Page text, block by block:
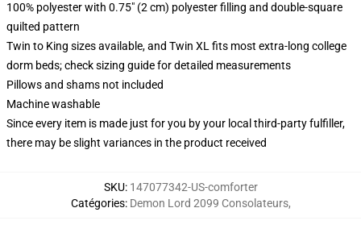
100% polyester with 0.75" (2 cm) polyester filling and double-square
quilted pattern
Twin to King sizes available, and Twin XL fits most extra-long college
dorm beds; check sizing guide for detailed measurements
Pillows and shams not included
Machine washable
Since every item is made just for you by your local third-party fulfiller,
there may be slight variances in the product received
SKU: 147077342-US-comforter
Catégories: Demon Lord 2099 Consolateurs,